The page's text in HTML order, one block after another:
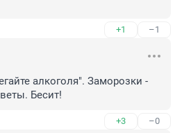
+1 –1
алкоголя". Заморозки -
Бесит!
+3 –0